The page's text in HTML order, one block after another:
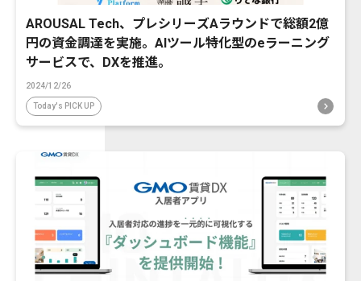
AROUSAL Tech、プレシリーズAラウンドで総額2億
円の資金調達を実施。AIツール特化型のeラーニング
サービスで、DXを推進。
2024/12/26
Today's PICK UP